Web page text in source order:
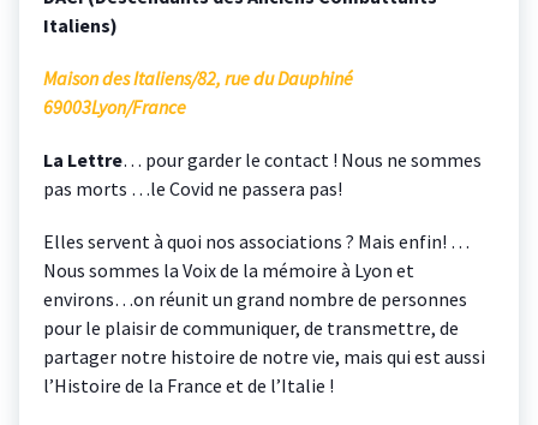
Italiens)
Maison des Italiens/82, rue du Dauphiné
69003Lyon/France
La Lettre… pour garder le contact ! Nous ne sommes
pas morts …le Covid ne passera pas!
Elles servent à quoi nos associations ? Mais enfin! …
Nous sommes la Voix de la mémoire à Lyon et
environs…on réunit un grand nombre de personnes
pour le plaisir de communiquer, de transmettre, de
partager notre histoire de notre vie, mais qui est aussi
l’Histoire de la France et de l’Italie !